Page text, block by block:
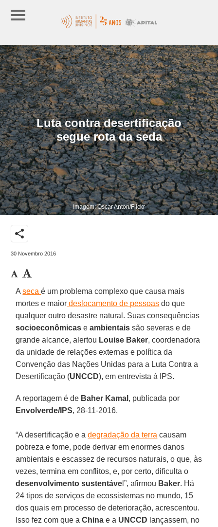
Luta contra desertificação
segue rota da seda
Imagem: Oscar Anton/Flickr
share
30 Novembro 2016
Asecaé um problema complexo que causa mais
mortes e maior deslocamento de pessoas do que
qualquer outro desastre natural. Suas consequências
socioeconômicas eambientais são severas e de
grande alcance, alertou Louise Baker, coordenadora
da unidade de relações externas e política da
Convenção das Nações Unidas para a Luta Contra a
Desertificação (UNCCD), em entrevista à IPS.
A reportagem é de Baher Kamal , publicada por
Envolverde/IPS, 28-11-2016.
“A desertificação e adegradação da terra causam
pobreza e fome, pode derivar em enormes danos
ambientais e escassez de recursos naturais, o que, às
vezes, termina em conflitos, e, por certo, dificulta o
desenvolvimento sustentáve l”, afirmou Baker. Há
24 tipos de serviços de ecossistemas no mundo, 15
dos quais em processo de deterioração, acrescentou.
Isso fez com que aChina e a UNCCD lançassem, no